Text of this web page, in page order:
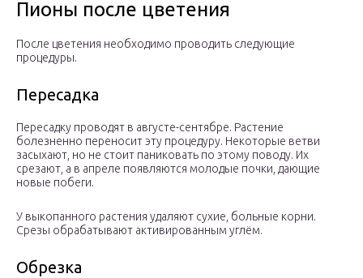
Пионы после цветения
После цветения необходимо проводить следующие
процедуры.
Пересадка
Пересадку проводят в августе-сентябре. Растение
болезненно переносит эту процедуру. Некоторые ветви
засыхают, но не стоит паниковать по этому поводу. Их
срезают, а в апреле появляются молодые почки, дающие
новые побеги.
У выкопанного растения удаляют сухие, больные корни.
Срезы обрабатывают активированным углём.
Обрезка